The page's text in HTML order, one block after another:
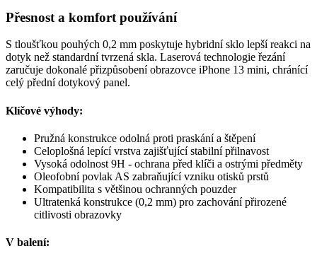
Přesnost a komfort používání
S tloušťkou pouhých 0,2 mm poskytuje hybridní sklo lepší reakci na
dotyk než standardní tvrzená skla. Laserová technologie řezání
zaručuje dokonalé přizpůsobení obrazovce iPhone 13 mini, chránící
celý přední dotykový panel.
Klíčové výhody:
Pružná konstrukce odolná proti praskání a štěpení
Celoplošná lepící vrstva zajišťující stabilní přilnavost
Vysoká odolnost 9H - ochrana před klíči a ostrými předměty
Oleofobní povlak AS zabraňující vzniku otisků prstů
Kompatibilita s většinou ochranných pouzder
Ultratenká konstrukce (0,2 mm) pro zachování přirozené
citlivosti obrazovky
V balení: